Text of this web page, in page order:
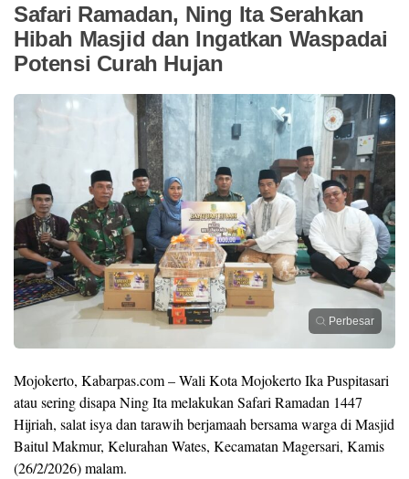
Safari Ramadan, Ning Ita Serahkan
Hibah Masjid dan Ingatkan Waspadai
Potensi Curah Hujan
Perbesar
Mojokerto, Kabarpas.com – Wali Kota Mojokerto Ika Puspitasari
atau sering disapa Ning Ita melakukan Safari Ramadan 1447
Hijriah, salat isya dan tarawih berjamaah bersama warga di Masjid
Baitul Makmur, Kelurahan Wates, Kecamatan Magersari, Kamis
(26/2/2026) malam.